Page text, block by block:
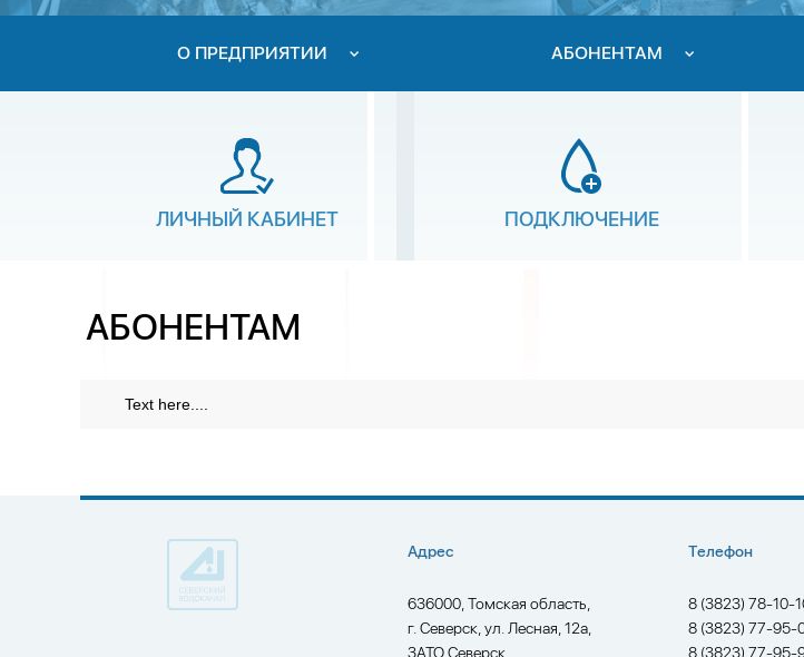
О ПРЕДПРИЯТИИ АБОНЕНТАМ
ЛИЧНЫЙ КАБИНЕТ ПОДКЛЮЧЕНИЕ
АБОНЕНТАМ
Text here....
Адрес
636000, Томская область,
г. Северск, ул. Лесная, 12а,
Телефон
8 (3823) 78-10-
8 (3823) 77-95-